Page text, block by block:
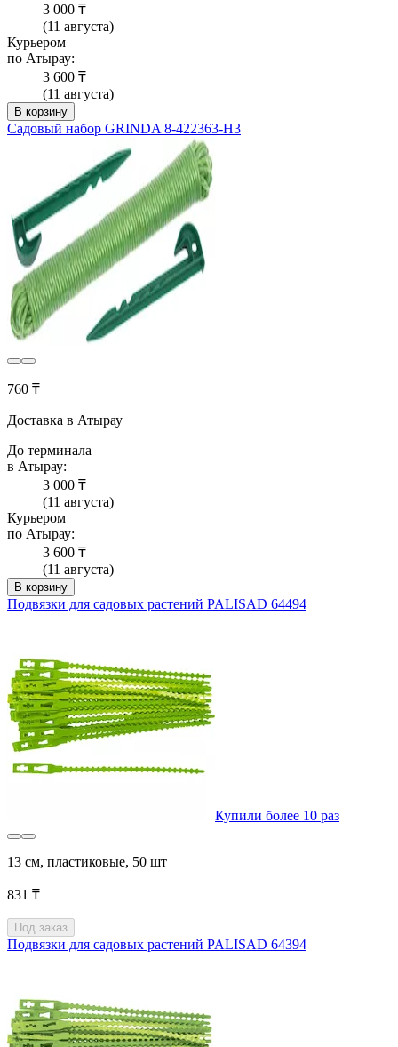
3 000 ₸
(11 августа)
Курьером
по Атырау:
3 600 ₸
(11 августа)
В корзину
Садовый набор GRINDA 8-422363-H3
760 ₸
Доставка в Атырау
До терминала
в Атырау:
3 000 ₸
(11 августа)
Курьером
по Атырау:
3 600 ₸
(11 августа)
В корзину
Подвязки для садовых растений PALISAD 64494
Купили более 10 раз
13 см, пластиковые, 50 шт
831 ₸
Под заказ
Подвязки для садовых растений PALISAD 64394